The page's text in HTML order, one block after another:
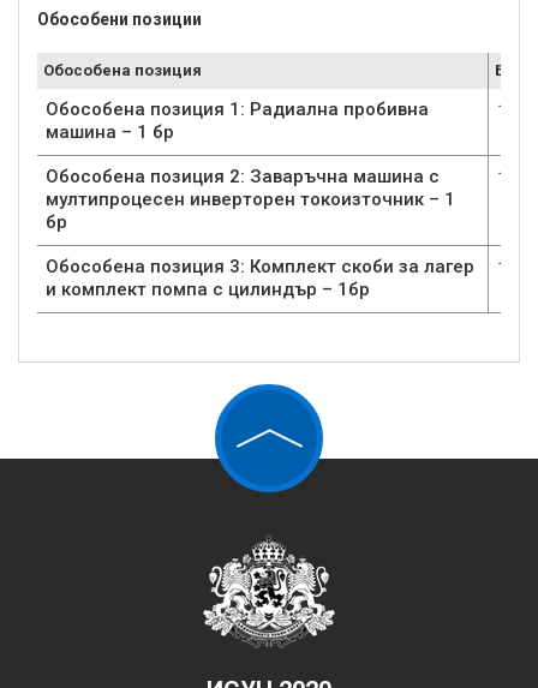
Обособени позиции
Обособена позиция Брой
Обособена позиция 1: Радиална пробивна
машина – 1 бр
1
Обособена позиция 2: Заваръчна машина с
мултипроцесен инверторен токоизточник – 1
бр
1
Обособена позиция 3: Комплект скоби за лагер
и комплект помпа с цилиндър – 1бр
1